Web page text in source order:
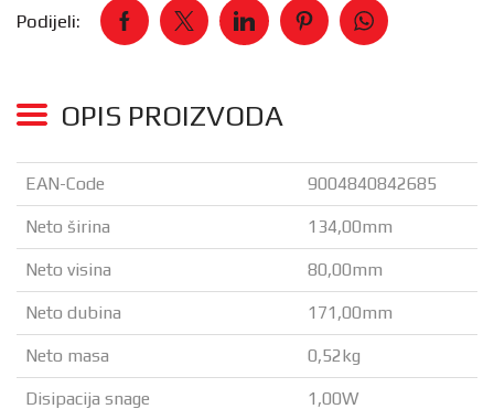
Podijeli:
OPIS PROIZVODA
EAN-Code 9004840842685
Neto širina 134,00mm
Neto visina 80,00mm
Neto dubina 171,00mm
Neto masa 0,52kg
Disipacija snage 1,00W